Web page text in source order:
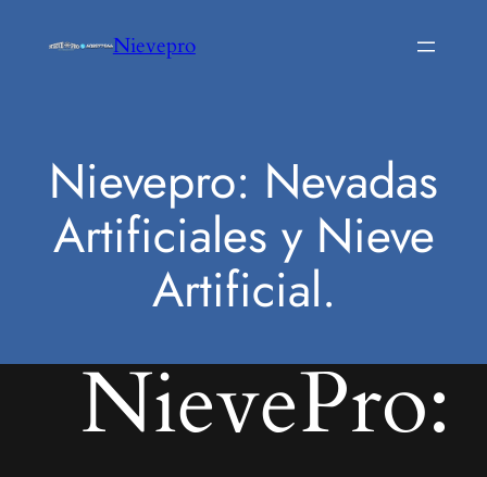
Nievepro
Nievepro: Nevadas
Artificiales y Nieve
Artificial.
NievePro: